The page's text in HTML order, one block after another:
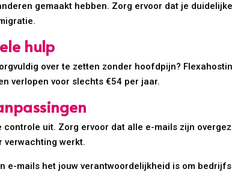
gemaakt hebben. Zorg ervoor dat je
hulp
over te zetten zonder hoofdpijn?
verlopen voor slechts €54 per jaar.
uit. Zorg ervoor dat alle e-mails zijn
verwachting werkt.
mails het jouw verantwoordelijkheid is om